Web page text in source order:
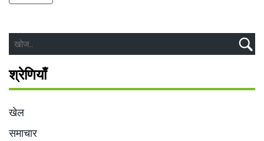
श्रेणियाँ
खेल
समाचार